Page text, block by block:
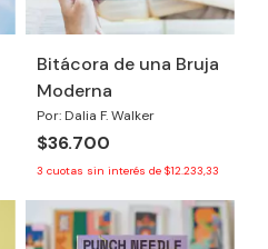
Bitácora de una Bruja
Moderna
Por: Dalia F. Walker
$36.700
3 cuotas sin interés de $12.233,33